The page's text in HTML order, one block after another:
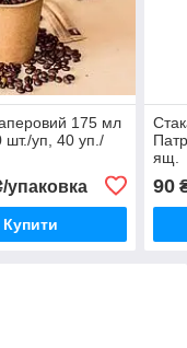
175 мл
шт./уп, 40 уп./
Купити
ящ.
90